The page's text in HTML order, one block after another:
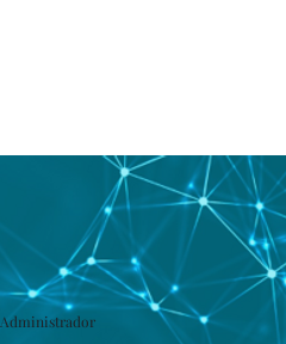
Administrador